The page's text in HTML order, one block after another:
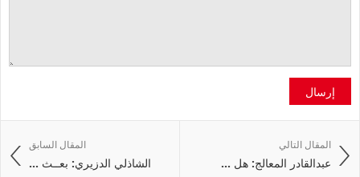
إرسال
المقال السابق
الشاذلي الدزيري: بعــث ...
المقال التالي
عبدالقادر المعالج: هل ...